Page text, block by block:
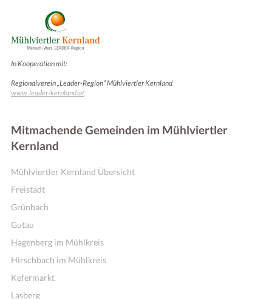
In Kooperation mit:
Regionalverein „Leader-Region“ Mühlviertler Kernland
www.leader-kernland.at
Mitmachende Gemeinden im Mühlviertler
Kernland
Mühlviertler Kernland Übersicht
Freistadt
Grünbach
Gutau
Hagenberg im Mühlkreis
Hirschbach im Mühlkreis
Kefermarkt
Lasberg